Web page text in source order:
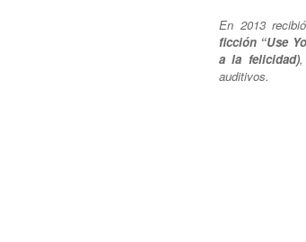
En 2013
ficción “Use
a la felicidad),
auditivos.